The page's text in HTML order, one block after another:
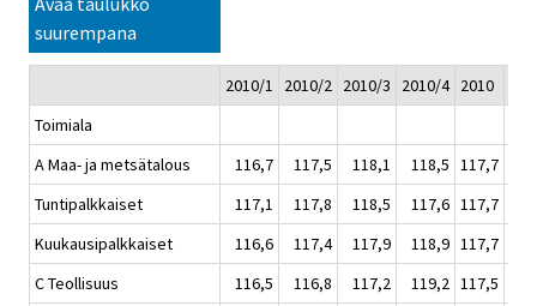
suurempana
2010/1 2010/2 2010/3 2010/4 2010
Toimiala
A Maa- ja metsätalous
116,7 117,5 118,1 118,5 117,7
Tuntipalkkaiset
117,1 117,8 118,5 117,6 117,7
Kuukausipalkkaiset
116,6 117,4 117,9 118,9 117,7
C Teollisuus
116,5 116,8 117,2 119,2 117,5